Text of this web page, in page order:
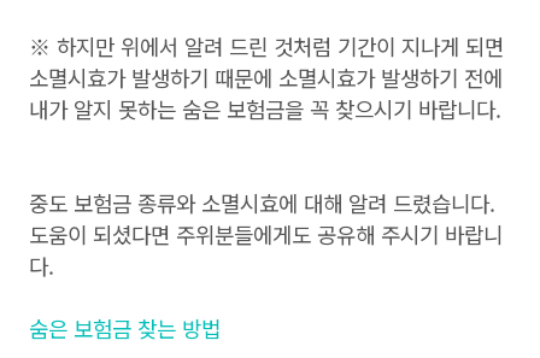
※ 하지만 위에서 알려 드린 것처럼 기간이 지나게 되면
소멸시효가 발생하기 때문에 소멸시효가 발생하기 전에
내가 알지 못하는 숨은 보험금을 꼭 찾으시기 바랍니다.
중도 보험금 종류와 소멸시효에 대해 알려 드렸습니다.
도움이 되셨다면 주위분들에게도 공유해 주시기 바랍니
다.
숨은 보험금 찾는 방법